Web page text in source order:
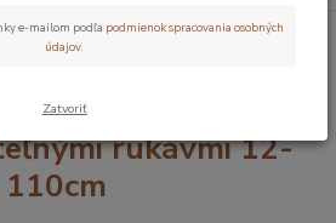
36mesiac)
Morská víla CELOROČNÝ
12-36 mesiacov, 110cm
spací
rukávmi 12-
e-mailom podľa podmienok spracovania osobných
údajov.
Zatvoriť